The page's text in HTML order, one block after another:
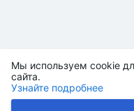
Мы используем cookie
сайта.
Узнайте подробнее